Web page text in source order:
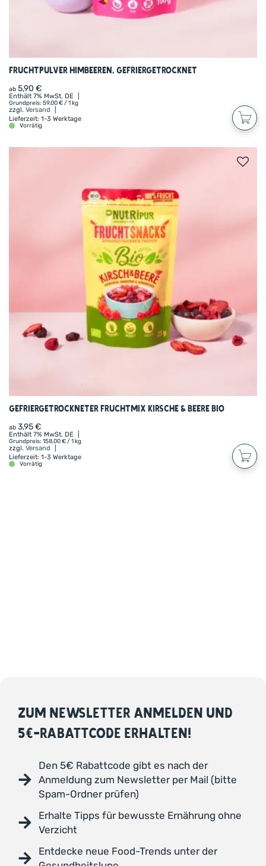
Fruchtpulver Himbeeren, gefriergetrocknet
ab 5,90 €
Enthält 7% MwSt. DE
Grundpreis: 59,00€/ 1 kg
zzgl. Versand
Lieferzeit: 1-3 Werktage
Vorrätig
Gefriergetrockneter Fruchtmix Kirsche & Beere BIO
ab 3,95€
Enthält 7% MwSt. DE
Grundpreis: 158,00€/ 1 kg
zzgl. Versand
Lieferzeit: 1-3 Werktage
Vorrätig
ZUM NEWSLETTER ANMELDEN UND
5€-RABATTCODE ERHALTEN!
Den 5€ Rabattcode gibt es nach der
Anmeldung zum Newsletter per Mail (bitte
Spam-Ordner prüfen)
Erhalte Tipps für bewusste Ernährung ohne
Verzicht
Entdecke neue Food-Trends unter der